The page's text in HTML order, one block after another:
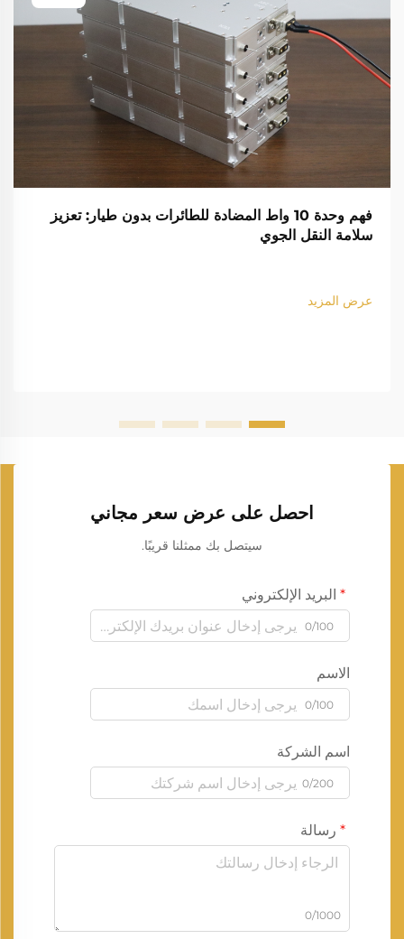
فهم وحدة 10 واط المضادة للطائرات بدون طيار: تعزيز
سلامة النقل الجوي
عرض المزيد
احصل على عرض سعر مجاني
سيتصل بك ممثلنا قريبًا.
البريد الإلكتروني
0/100
الاسم
0/100
اسم الشركة
0/200
رسالة
0/1000